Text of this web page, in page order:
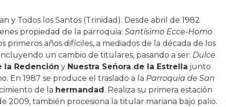
y Todos los Santos (Trinidad). Desde abril de 1982
propiedad de la parroquia: Santísimo Ecce-Homo
primeros años difíciles, a mediados de la década de los
un cambio de titulares, pasando a ser: Dulce
la Redención y Nuestra Señora de la Estrella junto
En 1987 se produce el traslado a la Parroquia de San
de la hermandad. Realiza su primera estación
2009, también procesiona la titular mariana bajo palio.